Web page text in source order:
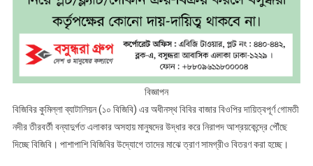
বিতরণ
ও
রক্ষা
নির্মাণ
বিজ্ঞাপন
বিজিবির কুমিল্লা ব্যাটালিয়ন (১০ বিজিবি) এর অধীনস্থ বিবির বাজার বিওপির দায়িত্বপূর্ণ গোমতী
নদীর তীরবর্তী বন্যাদুর্গত এলাকার অসহায় মানুষদের উদ্ধার করে নিরাপদ আশ্রয়কেন্দ্রে পৌঁছে
দিচ্ছে বিজিবি। পাশাপাশি বিজিবির উদ্যোগে তাদের মাঝে ত্রাণ সামগ্রীও বিতরণ করা হচ্ছে।